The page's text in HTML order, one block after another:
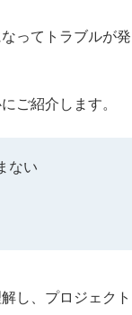
ってトラブルが発
ご紹介します。
ない
し、プロジェクト